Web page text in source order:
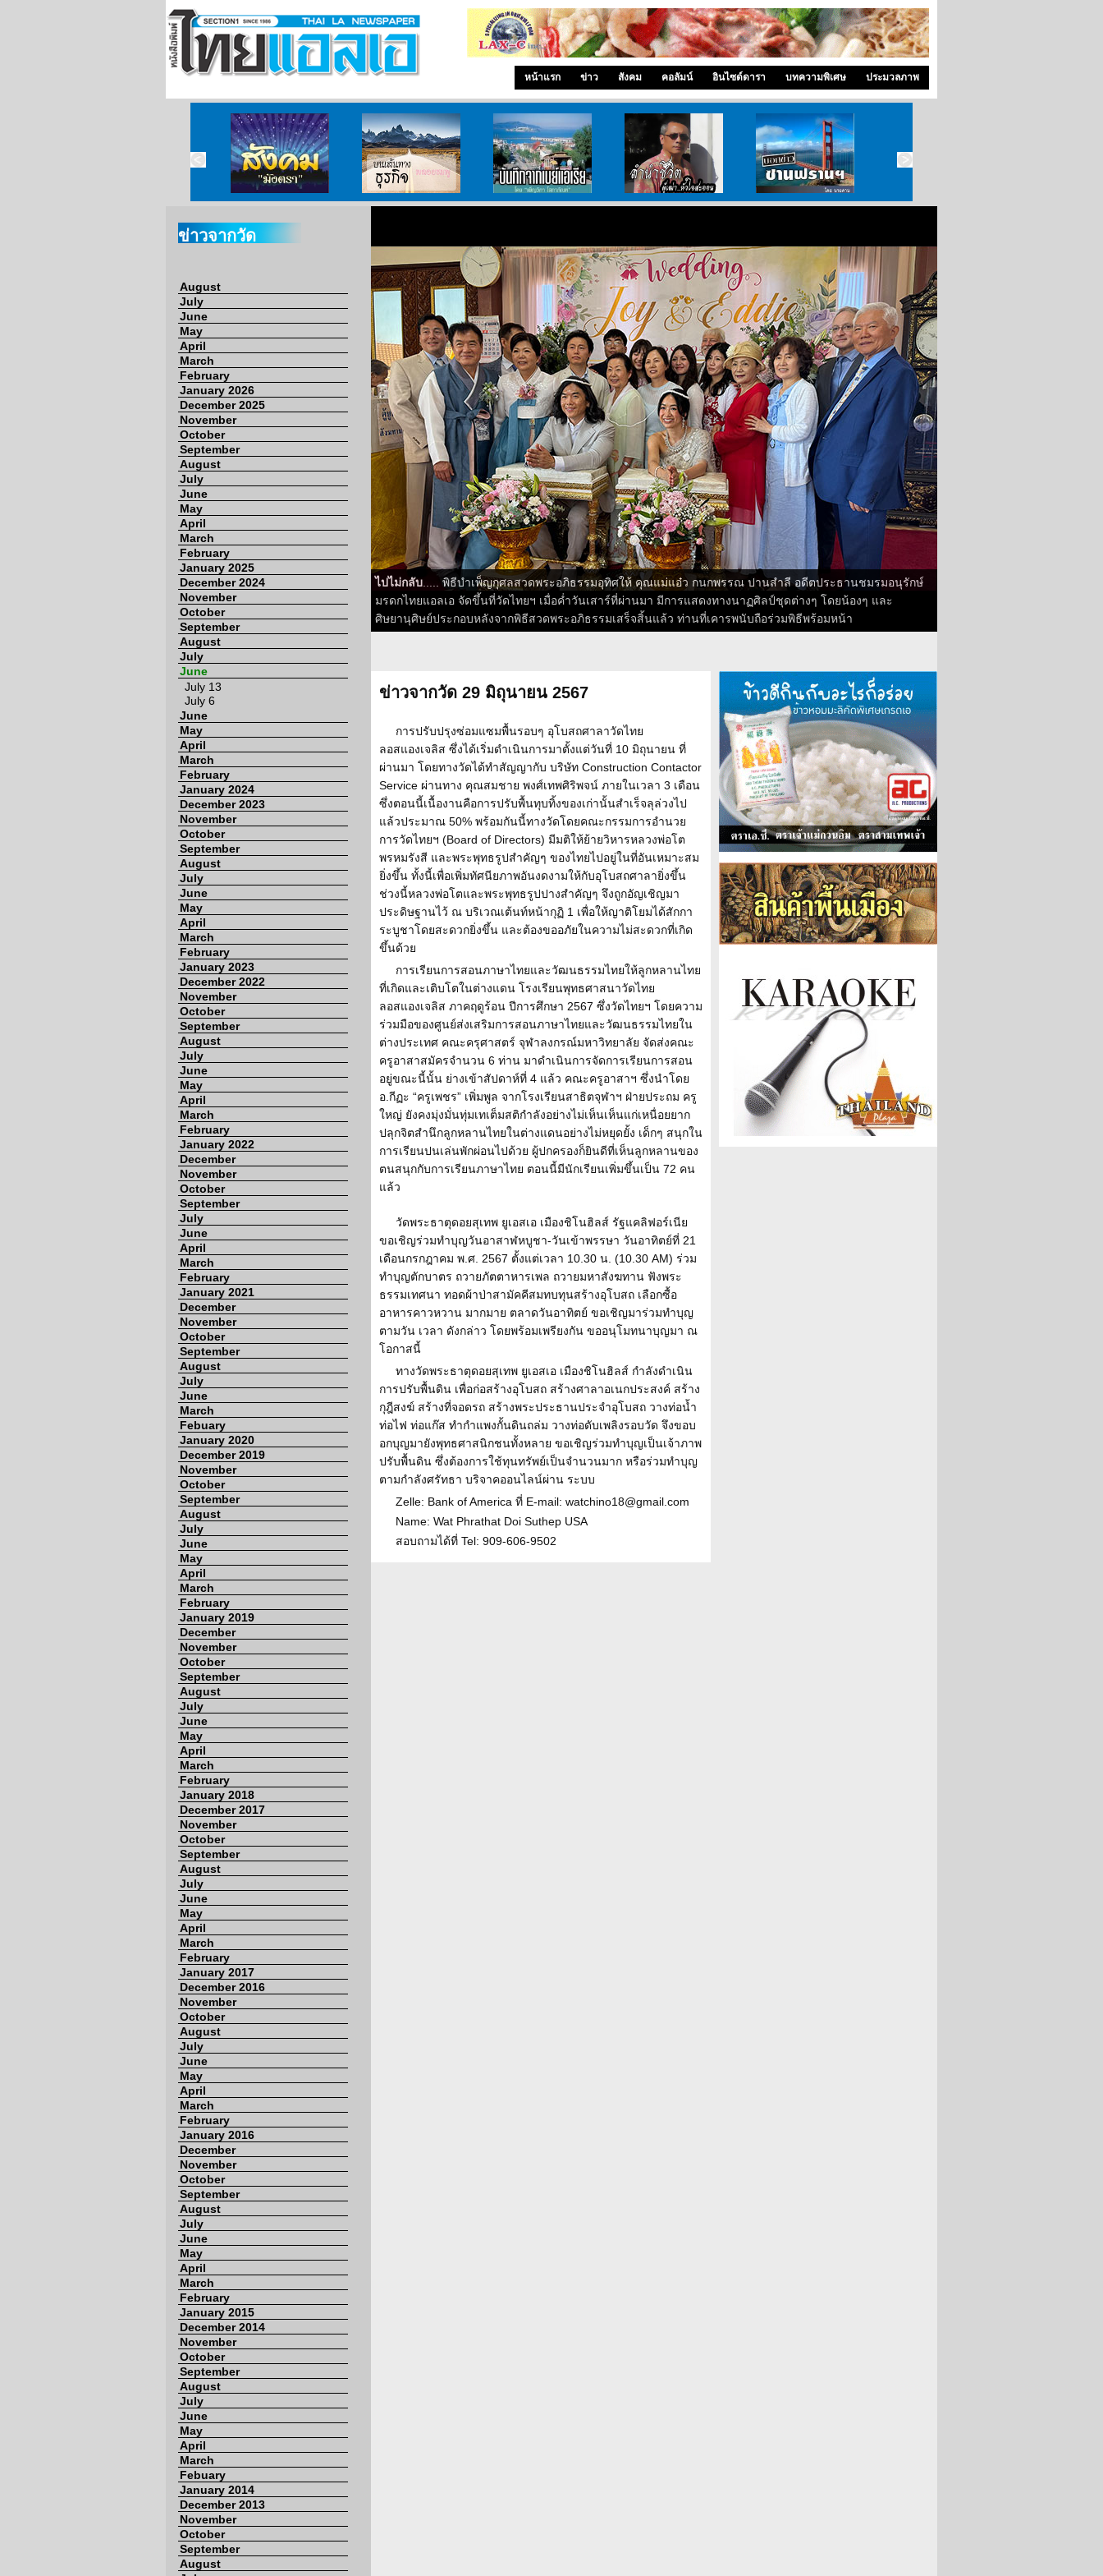
หน้าแรก ข่าว สังคม คอลัมน์ อินไซด์ดารา บทความพิเศษ ประมวลภาพ
สังคมมังตรา บนเส้นทางธุรกิจ บันทึกจากเบย์เอเรีย ลำนำ..ชีวิต บอกข่าว ซานฟราน ท่องไปใน San Francisco
ข่าวจากวัด
August
July
June
May
April
March
February
January 2026
December 2025
November
October
September
August
July
June
May
April
March
February
January 2025
December 2024
November
October
September
August
July
June
July 13
July 6
June
May
April
March
February
January 2024
December 2023
November
October
September
August
July
June
May
April
March
February
January 2023
December 2022
November
October
September
August
July
June
May
April
March
February
January 2022
December
November
October
September
July
June
April
March
February
January 2021
December
November
October
September
August
July
June
March
Febuary
January 2020
December 2019
November
October
September
August
July
June
May
April
March
February
January 2019
December
November
October
September
August
July
June
May
April
March
February
January 2018
December 2017
November
October
September
August
July
June
May
April
March
February
January 2017
December 2016
November
October
August
July
June
May
April
March
February
January 2016
December
November
October
September
August
July
June
May
April
March
February
January 2015
December 2014
November
October
September
August
July
June
May
April
March
Febuary
January 2014
December 2013
November
October
September
August
ไปไม่กลับ ..... พิธีบำเพ็ญกุศลสวดพระอภิธรรมอุทิศให้ คุณแม่แอ๋ว กนกพรรณ ปานสำลี อดีตประธานชมรมอนุรักษ์
มรดกไทยแอลเอ จัดขึ้นที่วัดไทยฯ เมื่อค่ำวันเสาร์ที่ผ่านมา มีการแสดงทางนาฏศิลป์ชุดต่างๆ โดยน้องๆ และ
ศิษยานุศิษย์ประกอบหลังจากพิธีสวดพระอภิธรรมเสร็จสิ้นแล้ว ท่านที่เคารพนับถือร่วมพิธีพร้อมหน้า
ข่าวจากวัด 29 มิถุนายน 2567
การปรับปรุงซ่อมแซมพื้นรอบๆ อุโบสถศาลาวัดไทย
ลอสแองเจลิส ซึ่งได้เริ่มดำเนินการมาตั้งแต่วันที่ 10 มิถุนายน ที่
ผ่านมา โดยทางวัดได้ทำสัญญากับ บริษัท Construction Contactor
Service ผ่านทาง คุณสมชาย พงศ์เทพศิริพจน์ ภายในเวลา 3 เดือน
ซึ่งตอนนี้เนื้องานคือการปรับพื้นทุบทิ้งของเก่านั้นสำเร็จลุล่วงไป
แล้วประมาณ 50% พร้อมกันนี้ทางวัดโดยคณะกรรมการอำนวย
การวัดไทยฯ (Board of Directors) มีมติให้ย้ายวิหารหลวงพ่อโต
พรหมรังสี และพระพุทธรูปสำคัญๆ ของไทยไปอยู่ในที่อันเหมาะสม
ยิ่งขึ้น ทั้งนี้เพื่อเพิ่มทัศนียภาพอันงดงามให้กับอุโบสถศาลายิ่งขึ้น
ช่วงนี้หลวงพ่อโตและพระพุทธรูปปางสำคัญๆ จึงถูกอัญเชิญมา
ประดิษฐานไว้ ณ บริเวณเต้นท์หน้ากุฏิ 1 เพื่อให้ญาติโยมได้สักกา
ระบูชาโดยสะดวกยิ่งขึ้น และต้องขออภัยในความไม่สะดวกที่เกิด
ขึ้นด้วย
การเรียนการสอนภาษาไทยและวัฒนธรรมไทยให้ลูกหลานไทย
ที่เกิดและเติบโตในต่างแดน โรงเรียนพุทธศาสนาวัดไทย
ลอสแองเจลิส ภาคฤดูร้อน ปีการศึกษา 2567 ซึ่งวัดไทยฯ โดยความ
ร่วมมือของศูนย์ส่งเสริมการสอนภาษาไทยและวัฒนธรรมไทยใน
ต่างประเทศ คณะครุศาสตร์ จุฬาลงกรณ์มหาวิทยาลัย จัดส่งคณะ
ครูอาสาสมัครจำนวน 6 ท่าน มาดำเนินการจัดการเรียนการสอน
อยู่ขณะนี้นั้น ย่างเข้าสัปดาห์ที่ 4 แล้ว คณะครูอาสาฯ ซึ่งนำโดย
อ.กีฏะ “ครูเพชร” เพิ่มพูล จากโรงเรียนสาธิตจุฬาฯ ฝ่ายประถม ครู
ใหญ่ ยังคงมุ่งมั่นทุ่มเทเต็มสติกำลังอย่างไม่เห็นเห็นแก่เหนื่อยยาก
ปลุกจิตสำนึกลูกหลานไทยในต่างแดนอย่างไม่หยุดยั้ง เด็กๆ สนุกใน
การเรียนปนเล่นพักผ่อนไปด้วย ผู้ปกครองก็ยินดีที่เห็นลูกหลานของ
ตนสนุกกับการเรียนภาษาไทย ตอนนี้มีนักเรียนเพิ่มขึ้นเป็น 72 คน
แล้ว
วัดพระธาตุดอยสุเทพ ยูเอสเอ เมืองชิโนฮิลส์ รัฐแคลิฟอร์เนีย
ขอเชิญร่วมทำบุญวันอาสาฬหบูชา-วันเข้าพรรษา วันอาทิตย์ที่ 21
เดือนกรกฎาคม พ.ศ. 2567 ตั้งแต่เวลา 10.30 น. (10.30 AM) ร่วม
ทำบุญตักบาตร ถวายภัตตาหารเพล ถวายมหาสังฆทาน ฟังพระ
ธรรมเทศนา ทอดผ้าป่าสามัคคีสมทบทุนสร้างอุโบสถ เลือกซื้อ
อาหารคาวหวาน มากมาย ตลาดวันอาทิตย์ ขอเชิญมาร่วมทำบุญ
ตามวัน เวลา ดังกล่าว โดยพร้อมเพรียงกัน ขออนุโมทนาบุญมา ณ
โอกาสนี้
ทางวัดพระธาตุดอยสุเทพ ยูเอสเอ เมืองชิโนฮิลส์ กำลังดำเนิน
การปรับพื้นดิน เพื่อก่อสร้างอุโบสถ สร้างศาลาอเนกประสงค์ สร้าง
กุฎีสงฆ์ สร้างที่จอดรถ สร้างพระประธานประจำอุโบสถ วางท่อน้ำ
ท่อไฟ ท่อแก๊ส ทำกำแพงกั้นดินถล่ม วางท่อดับเพลิงรอบวัด จึงขอบ
อกบุญมายังพุทธศาสนิกชนทั้งหลาย ขอเชิญร่วมทำบุญเป็นเจ้าภาพ
ปรับพื้นดิน ซึ่งต้องการใช้ทุนทรัพย์เป็นจำนวนมาก หรือร่วมทำบุญ
ตามกำลังศรัทธา บริจาคออนไลน์ผ่าน ระบบ
Zelle: Bank of America ที่ E-mail: watchino18@gmail.com
Name: Wat Phrathat Doi Suthep USA
สอบถามได้ที่ Tel: 909-606-9502